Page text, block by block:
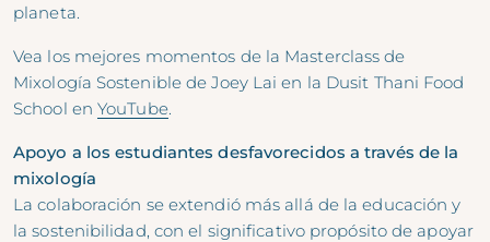
planeta.
Vea los mejores momentos de la Masterclass de
Mixología Sostenible de Joey Lai en la Dusit Thani Food
School en YouTube.
Apoyo a los estudiantes desfavorecidos a través de la
mixología
La colaboración se extendió más allá de la educación y
la sostenibilidad, con el significativo propósito de apoyar